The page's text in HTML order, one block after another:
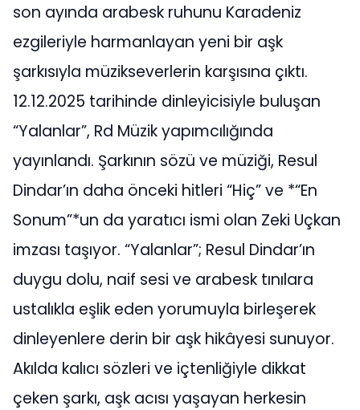
son ayında arabesk ruhunu Karadeniz
ezgileriyle harmanlayan yeni bir aşk
şarkısıyla müzikseverlerin karşısına çıktı.
12.12.2025 tarihinde dinleyicisiyle buluşan
“Yalanlar”, Rd Müzik yapımcılığında
yayınlandı. Şarkının sözü ve müziği, Resul
Dindar’ın daha önceki hitleri “Hiç” ve *“En
Sonum”*un da yaratıcı ismi olan Zeki Uçkan
imzası taşıyor. “Yalanlar”; Resul Dindar’ın
duygu dolu, naif sesi ve arabesk tınılara
ustalıkla eşlik eden yorumuyla birleşerek
dinleyenlere derin bir aşk hikâyesi sunuyor.
Akılda kalıcı sözleri ve içtenliğiyle dikkat
çeken şarkı, aşk acısı yaşayan herkesin